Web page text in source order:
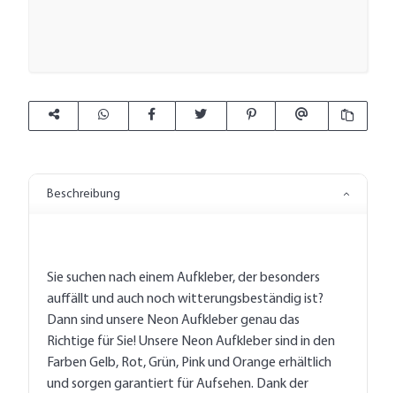
Beschreibung
Sie suchen nach einem Aufkleber, der besonders
auffällt und auch noch witterungsbeständig ist?
Dann sind unsere Neon Aufkleber genau das
Richtige für Sie! Unsere Neon Aufkleber sind in den
Farben Gelb, Rot, Grün, Pink und Orange erhältlich
und sorgen garantiert für Aufsehen. Dank der